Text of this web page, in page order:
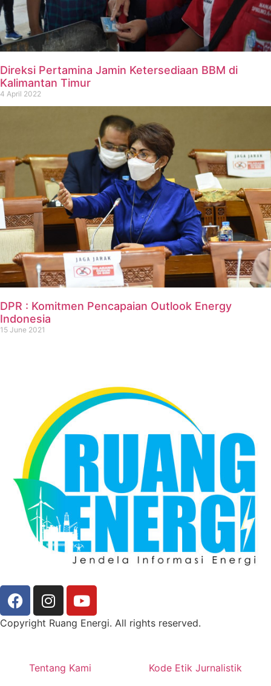
Direksi Pertamina Jamin Ketersediaan BBM di
Kalimantan Timur
4 April 2022
DPR : Komitmen Pencapaian Outlook Energy
Indonesia
15 June 2021
Copyright Ruang Energi. All rights reserved.
Tentang Kami Kode Etik Jurnalistik